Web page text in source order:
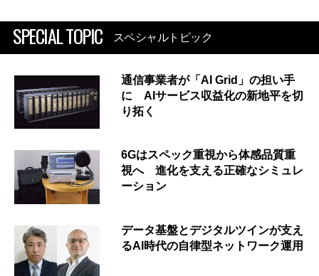
SPECIAL TOPIC スペシャルトピック
通信事業者が「AI Grid」の担い手
に AIサービス収益化の新地平を切
り拓く
6Gはスペック重視から体感品質重
視へ 進化を支える正確なシミュレ
ーション
データ基盤とデジタルツインが支え
るAI時代の自律型ネットワーク運用